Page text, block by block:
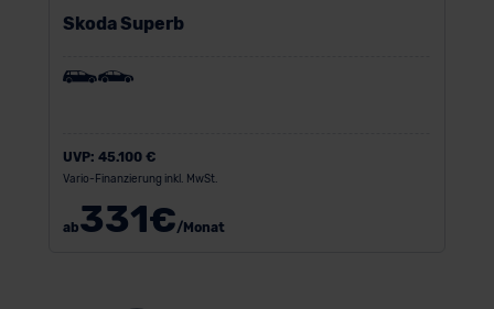
Skoda Superb
UVP: 45.100 €
Vario-Finanzierung inkl. MwSt.
ab331€/Monat